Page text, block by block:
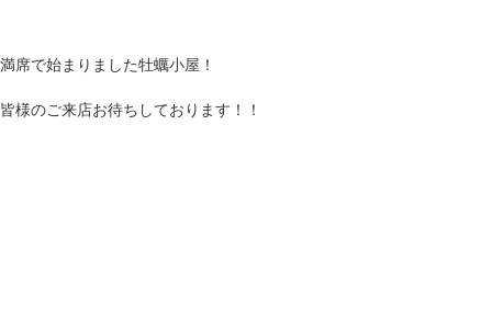
満席で始まりました牡蠣小屋！
皆様のご来店お待ちしております！！